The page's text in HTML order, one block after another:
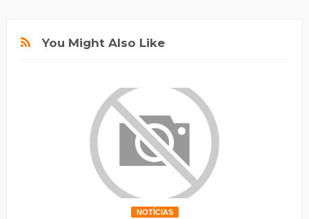
You Might Also Like
NOTÍCIAS